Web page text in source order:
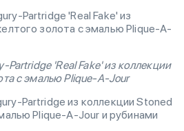
Partridge 'Real Fake' из коллекции
с эмалью Plique-A-Jour